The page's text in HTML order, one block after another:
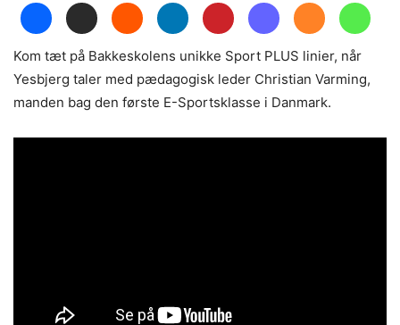
Kom tæt på Bakkeskolens unikke Sport PLUS linier, når
Yesbjerg taler med pædagogisk leder Christian Varming,
manden bag den første E-Sportsklasse i Danmark.